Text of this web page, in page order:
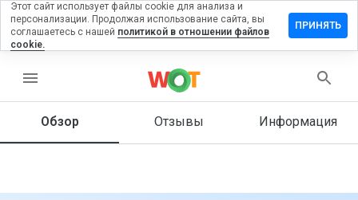
menu
Обзор Отзывы Информация
на
Как бы
этот
Этот сайт использует файлы cookie для анализа и
персонализации. Продолжая использование сайта, вы
соглашаетесь с нашей политикой в отношении файлов
cookie.
ПРИНЯТЬ